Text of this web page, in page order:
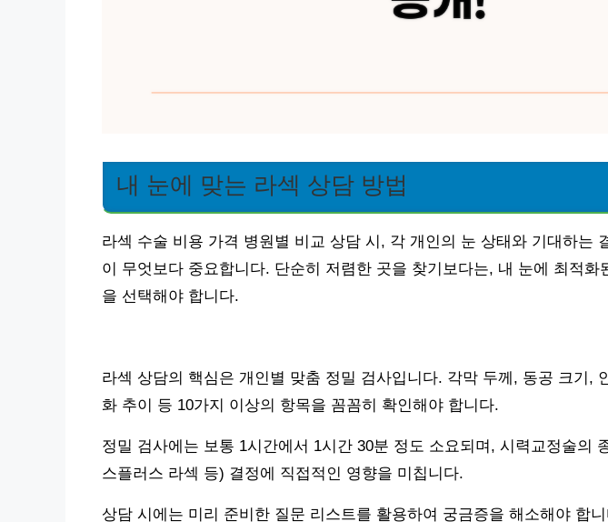
내 눈에 맞는 라섹 상담 방법
라섹 수술 비용 가격 병원별 비교 상담 시, 각 개인의 눈 상태와 기대하는
이 무엇보다 중요합니다. 단순히 저렴한 곳을 찾기보다는, 내 눈에 최적화
을 선택해야 합니다.
라섹 상담의 핵심은 개인별 맞춤 정밀 검사입니다. 각막 두께, 동공 크기,
화 추이 등 10가지 이상의 항목을 꼼꼼히 확인해야 합니다.
정밀 검사에는 보통 1시간에서 1시간 30분 정도 소요되며, 시력교정술의
스플러스 라섹 등) 결정에 직접적인 영향을 미칩니다.
상담 시에는 미리 준비한 질문 리스트를 활용하여 궁금증을 해소해야 합